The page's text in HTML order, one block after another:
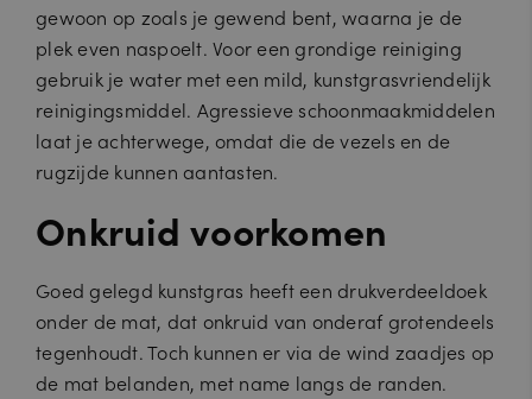
gewoon op zoals je gewend bent, waarna je de
plek even naspoelt. Voor een grondige reiniging
gebruik je water met een mild, kunstgrasvriendelijk
reinigingsmiddel. Agressieve schoonmaakmiddelen
laat je achterwege, omdat die de vezels en de
rugzijde kunnen aantasten.
Onkruid voorkomen
Goed gelegd kunstgras heeft een drukverdeeldoek
onder de mat, dat onkruid van onderaf grotendeels
tegenhoudt. Toch kunnen er via de wind zaadjes op
de mat belanden, met name langs de randen.